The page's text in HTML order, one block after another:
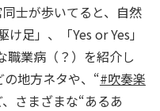
士が歩いてると、自然
足」、「Yes or Yes」
職業病（？）を紹介し
の地方ネタや、“#吹奏楽
さまざまな“あるあ